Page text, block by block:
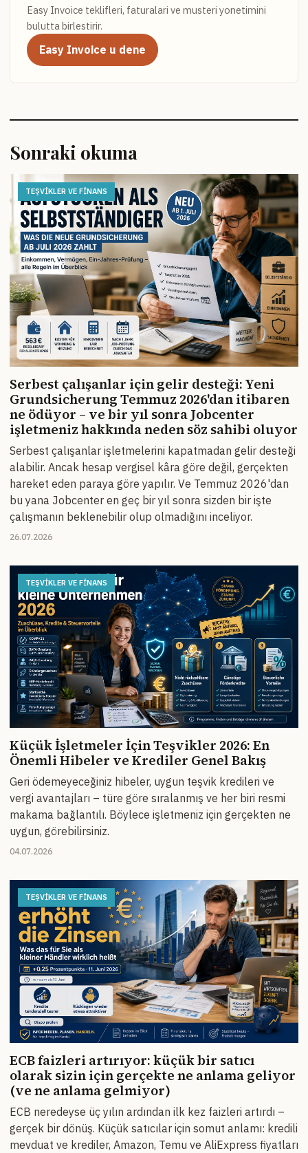
Easy Invoice teklifleri, faturalari ve musteri yonetimini
bulutta birlestirir.
Easy Invoice u dene
Sonraki okuma
TEŞVIKLER VE FINANS
Serbest çalışanlar için gelir desteği: Yeni
Grundsicherung Temmuz 2026'dan itibaren
ne ödüyor – ve bir yıl sonra Jobcenter
işletmeniz hakkında neden söz sahibi oluyor
Serbest çalışanlar işletmelerini kapatmadan gelir desteği
alabilir. Ancak hesap vergisel kâra göre değil, gerçekten
hareket eden paraya göre yapılır. Ve Temmuz 2026'dan
bu yana Jobcenter en geç bir yıl sonra sizden bir işte
çalışmanın beklenebilir olup olmadığını inceliyor.
26.07.2026
TEŞVIKLER VE FINANS
Küçük İşletmeler İçin Teşvikler 2026: En
Önemli Hibeler ve Krediler Genel Bakış
Geri ödemeyeceğiniz hibeler, uygun teşvik kredileri ve
vergi avantajları – türe göre sıralanmış ve her biri resmi
makama bağlantılı. Böylece işletmeniz için gerçekten ne
uygun, görebilirsiniz.
04.07.2026
TEŞVIKLER VE FINANS
ECB faizleri artırıyor: küçük bir satıcı
olarak sizin için gerçekte ne anlama geliyor
(ve ne anlama gelmiyor)
ECB neredeyse üç yılın ardından ilk kez faizleri artırdı –
gerçek bir dönüş. Küçük satıcılar için somut anlamı: kredili
mevduat ve krediler, Amazon, Temu ve AliExpress fiyatları